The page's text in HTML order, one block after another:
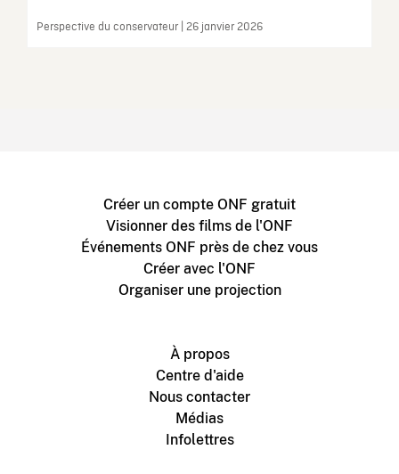
Perspective du conservateur | 26 janvier 2026
Créer un compte ONF gratuit
Visionner des films de l'ONF
Événements ONF près de chez vous
Créer avec l'ONF
Organiser une projection
À propos
Centre d'aide
Nous contacter
Médias
Infolettres